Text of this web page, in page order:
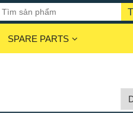
SPARE PARTS